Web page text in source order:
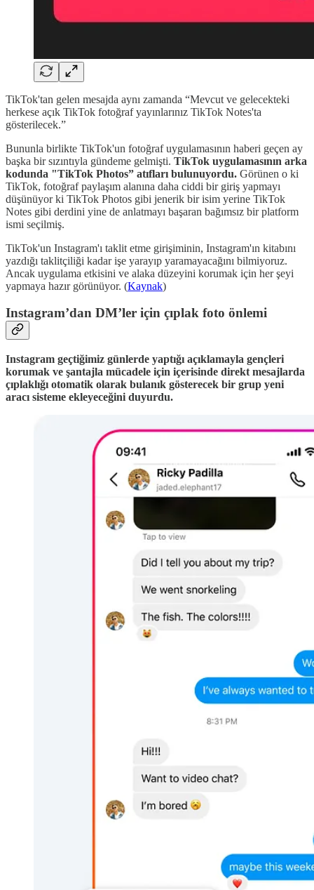
TikTok'tan gelen mesajda aynı zamanda “Mevcut ve gelecekteki
herkese açık TikTok fotoğraf yayınlarınız TikTok Notes'ta
gösterilecek.”
Bununla birlikte TikTok'un fotoğraf uygulamasının haberi geçen ay
başka bir sızıntıyla gündeme gelmişti. TikTok uygulamasının arka
kodunda "TikTok Photos” atıfları bulunuyordu. Görünen o ki
TikTok, fotoğraf paylaşım alanına daha ciddi bir giriş yapmayı
düşünüyor ki TikTok Photos gibi jenerik bir isim yerine TikTok
Notes gibi derdini yine de anlatmayı başaran bağımsız bir platform
ismi seçilmiş.
TikTok'un Instagram'ı taklit etme girişiminin, Instagram'ın kitabını
yazdığı taklitçiliği kadar işe yarayıp yaramayacağını bilmiyoruz.
Ancak uygulama etkisini ve alaka düzeyini korumak için her şeyi
yapmaya hazır görünüyor. (Kaynak)
Instagram’dan DM’ler için çıplak foto önlemi
Instagram geçtiğimiz günlerde yaptığı açıklamayla gençleri
korumak ve şantajla mücadele için içerisinde direkt mesajlarda
çıplaklığı otomatik olarak bulanık gösterecek bir grup yeni
aracı sisteme ekleyeceğini duyurdu.